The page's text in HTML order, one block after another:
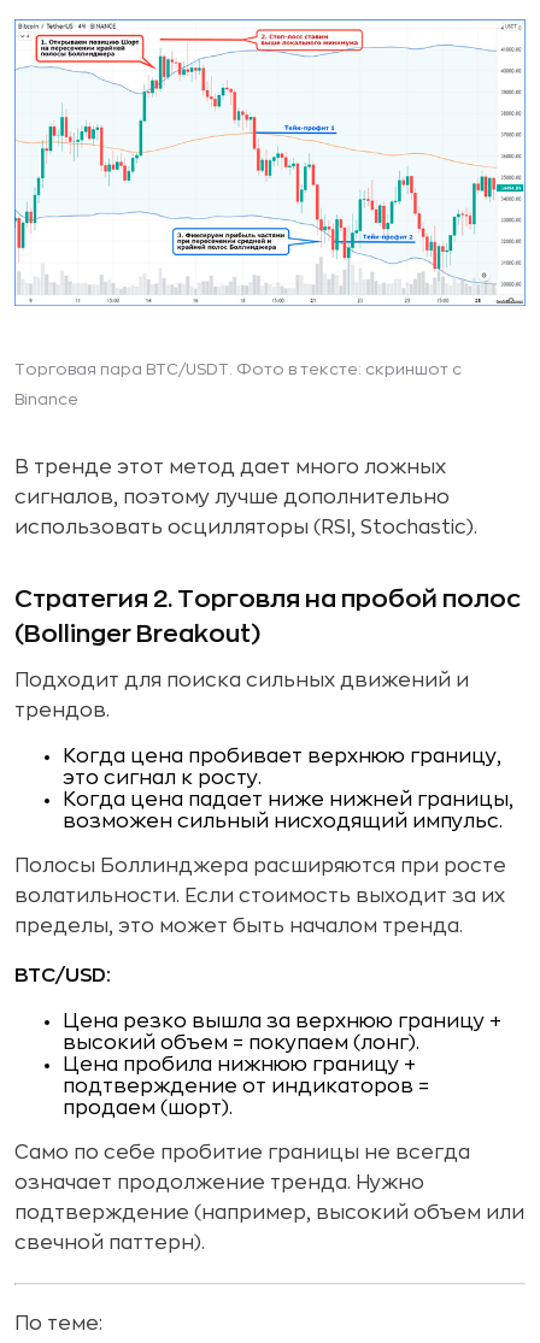
Торговая пара BTC/USDT. Фото в тексте: скриншот с
Binance
В тренде этот метод дает много ложных
сигналов, поэтому лучше дополнительно
использовать осцилляторы (RSI, Stochastic).
Стратегия 2. Торговля на пробой полос
(Bollinger Breakout)
Подходит для поиска сильных движений и
трендов.
Когда цена пробивает верхнюю границу,
это сигнал к росту.
Когда цена падает ниже нижней границы,
возможен сильный нисходящий импульс.
Полосы Боллинджера расширяются при росте
волатильности. Если стоимость выходит за их
пределы, это может быть началом тренда.
BTC/USD:
Цена резко вышла за верхнюю границу +
высокий объем = покупаем (лонг).
Цена пробила нижнюю границу +
подтверждение от индикаторов =
продаем (шорт).
Само по себе пробитие границы не всегда
означает продолжение тренда. Нужно
подтверждение (например, высокий объем или
свечной паттерн).
По теме: